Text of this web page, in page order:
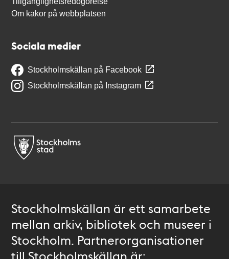
Om kakor på webbplatsen
Sociala medier
Stockholmskällan på Facebook
Stockholmskällan på Instagram
Stockholmskällan är ett samarbete
mellan arkiv, bibliotek och museer i
Stockholm. Partnerorganisationer
till Stockholmskällan är: